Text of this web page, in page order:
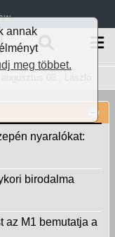
annak
meg többet.
nyaralókat:
birodalma
az M1 bemutatja a